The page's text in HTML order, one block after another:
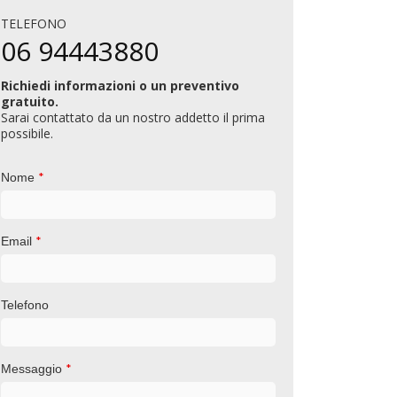
Lavori di svuotamento, bonifica interna,
rimozione e smaltimen...
TELEFONO
06 94443880
Richiedi informazioni o un preventivo
gratuito.
Sarai contattato da un nostro addetto il prima
possibile.
Nome *
Email *
Telefono
Messaggio *